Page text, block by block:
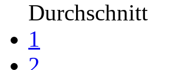
Durchschnitt
1